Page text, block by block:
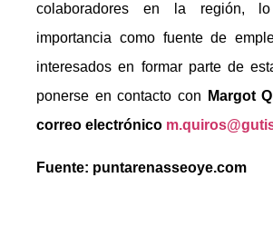
colaboradores en la región,
importancia como fuente de
interesados en formar parte de
ponerse en contacto con
Margot
correo electrónico
Fuente: puntarenasseoye.com